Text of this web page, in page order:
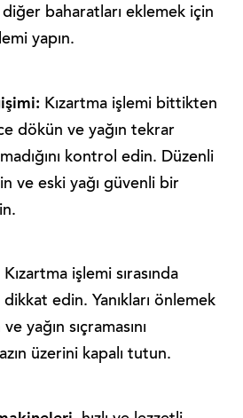
baharatları eklemek için
yapın.
Kızartma işlemi bittikten
dökün ve yağın tekrar
kontrol edin. Düzenli
ve eski yağı güvenli bir
Kızartma işlemi sırasında
edin. Yanıkları önlemek
yağın sıçramasını
üzerini kapalı tutun.